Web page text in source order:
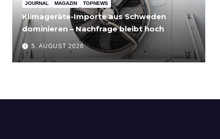
JOURNAL MAGAZIN TOPNEWS
Klimageräte-Importe aus Schweden
dominieren – Nachfrage bleibt hoch
5. AUGUST 2026